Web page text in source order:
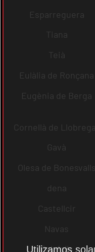
Esparreguera
Tiana
Teià
Eulàlia de Ronçana
Eugènia de Berga
Cornellà de
Gavà
Olesa de Bonesvalls
dena
Castellcir
Navas
Palafolls
Utilizamos